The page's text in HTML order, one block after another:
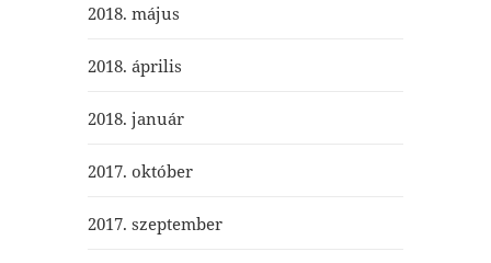
2018. május
2018. április
2018. január
2017. október
2017. szeptember